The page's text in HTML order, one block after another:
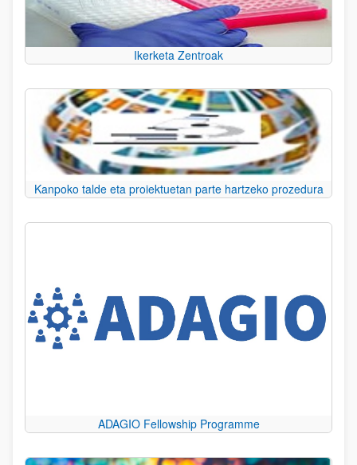
Ikerketa Zentroak
Kanpoko talde eta proiektuetan parte hartzeko prozedura
ADAGIO Fellowship Programme